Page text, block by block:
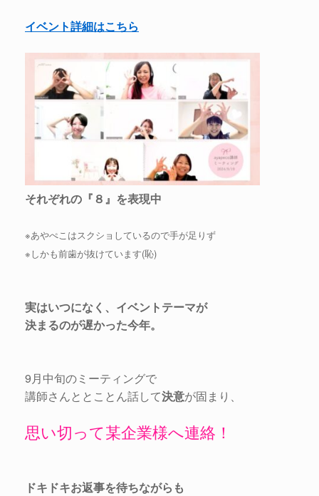
イベント詳細はこちら
それぞれの『８』を表現中
※あやぺこはスクショしているので手が足りず
※しかも前歯が抜けています(恥)
実はいつになく、イベントテーマが
決まるのが遅かった今年。
9月中旬のミーティングで
講師さんととことん話して決意が固まり、
思い切って某企業様へ連絡！
ドキドキお返事を待ちながらも